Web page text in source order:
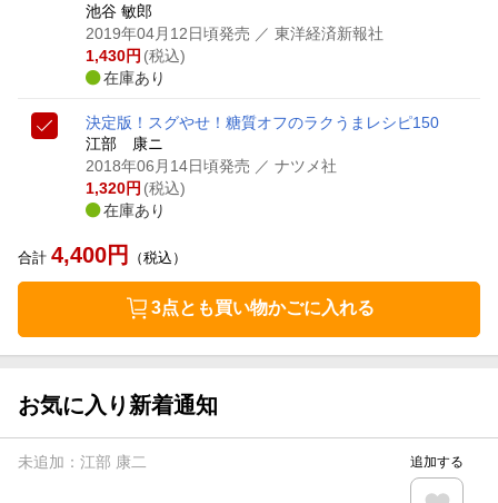
池谷 敏郎
2019年04月12日頃発売 ／ 東洋経済新報社
1,430円 (税込)
在庫あり
決定版！スグやせ！糖質オフのラクうまレシピ150
江部 康ニ
2018年06月14日頃発売 ／ ナツメ社
1,320円 (税込)
在庫あり
合計 4,400円 （税込）
3点とも買い物かごに入れる
お気に入り新着通知
未追加： 江部 康二 追加する